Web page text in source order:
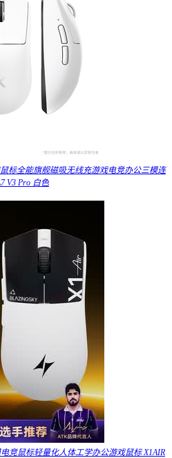
标全能旗舰磁吸无线充游戏电竞办公三模连
V3 Pro 白色
竞鼠标轻量化人体工学办公游戏鼠标 X1AIR